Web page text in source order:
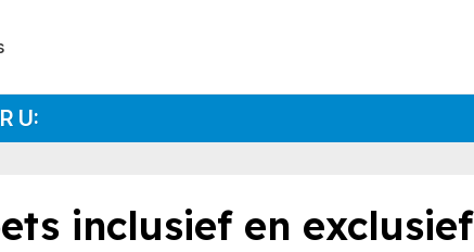
U:
inclusief en exclusief